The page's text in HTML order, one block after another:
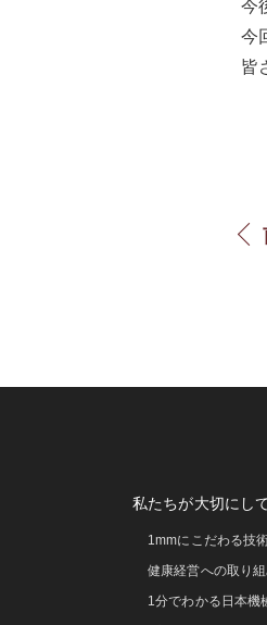
今
今
皆
私たちが大切にし
1mmにこだわる技
健康経営への取り
1分でわかる日本機